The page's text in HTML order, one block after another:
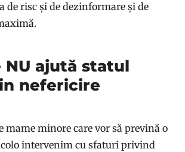
de risc și de dezinformare și de
NU ajută statul
nefericire
mame minore care vor să prevină o
intervenim cu sfaturi privind